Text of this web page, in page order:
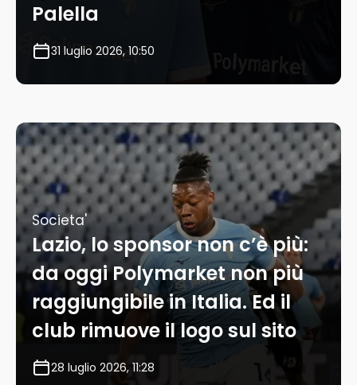
Palella
31 luglio 2026, 10:50
Societa'
Lazio, lo sponsor non c’è più:
da oggi Polymarket non più
raggiungibile in Italia. Ed il
club rimuove il logo sul sito
28 luglio 2026, 11:28